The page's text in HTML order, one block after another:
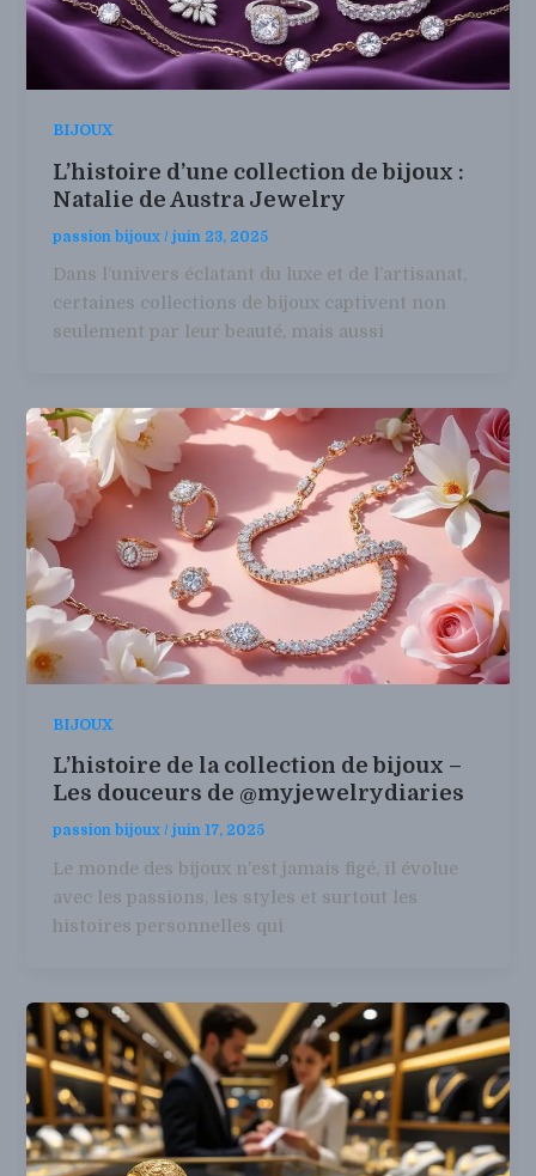
BIJOUX
L’histoire d’une collection de bijoux :
Natalie de Austra Jewelry
passion bijoux/juin 23, 2025
Dans l’univers éclatant du luxe et de l’artisanat,
certaines collections de bijoux captivent non
seulement par leur beauté, mais aussi
BIJOUX
L’histoire de la collection de bijoux –
Les douceurs de @myjewelrydiaries
passion bijoux/juin 17, 2025
Le monde des bijoux n’est jamais figé, il évolue
avec les passions, les styles et surtout les
histoires personnelles qui